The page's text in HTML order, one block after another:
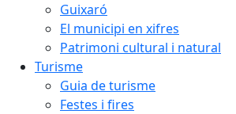
Guixaró
El municipi en xifres
Patrimoni cultural i natural
Turisme
Guia de turisme
Festes i fires